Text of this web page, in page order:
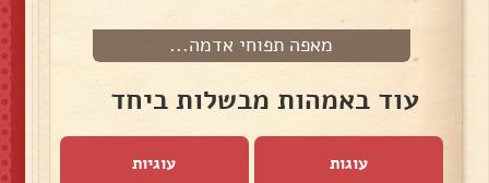
מאפה תפוחי אדמה...
עוד באמהות מבשלות ביחד
עוגות עוגיות